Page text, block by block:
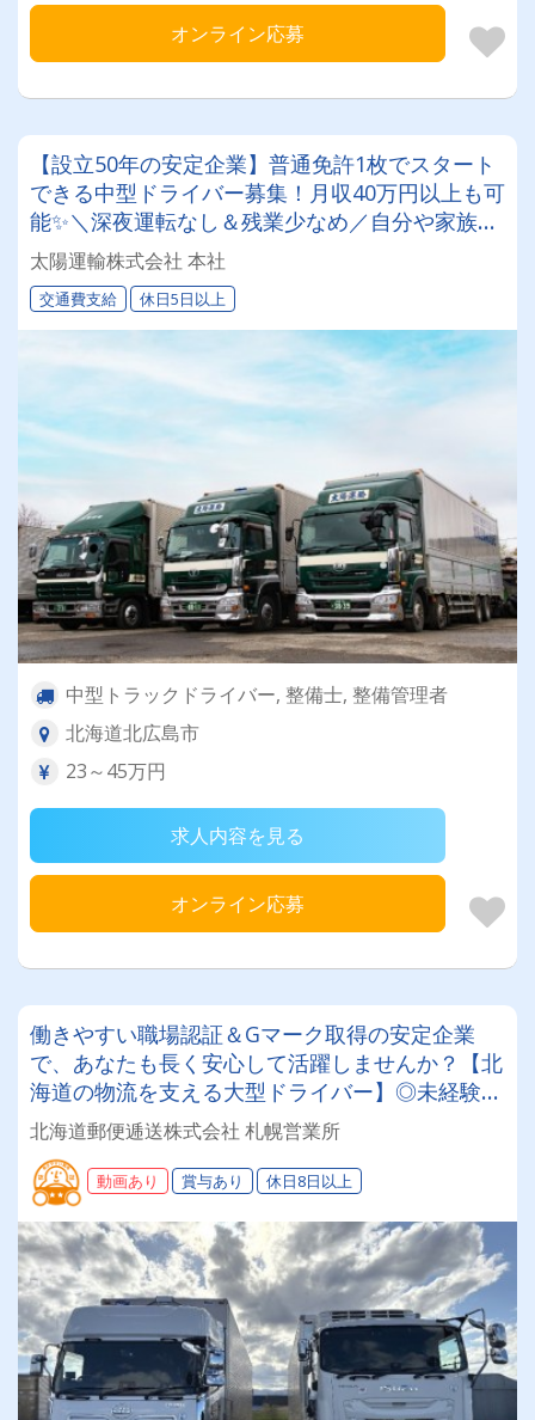
オンライン応募
【設立50年の安定企業】普通免許1枚でスタート
できる中型ドライバー募集！月収40万円以上も可
能✨＼深夜運転なし＆残業少なめ／自分や家族と
の時間を大切にしながら働けます♪ ★一人一台の
専用車両
太陽運輸株式会社 本社
交通費支給 休日5日以上
中型トラックドライバー, 整備士, 整備管理者
北海道北広島市
23～45万円
求人内容を見る
オンライン応募
働きやすい職場認証＆Gマーク取得の安定企業
で、あなたも長く安心して活躍しませんか？【北
海道の物流を支える大型ドライバー】◎未経験歓
迎◎残業月平均8～9時間◎賞与年3回（昨年度実
績：計4.05ヶ月分）◎カゴ台車メイン
北海道郵便逓送株式会社 札幌営業所
動画あり 賞与あり 休日8日以上